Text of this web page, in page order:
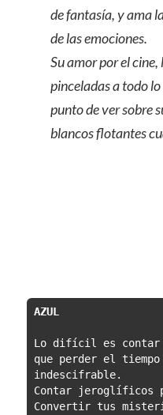
de fantasía, y ama
de las emociones.
Su amor por el
pinceladas a todo
punto de ver sobre
blancos flotantes
AZUL
Lo difícil es contar
que perder el
indescifrable.
Contar jeroglíficos
Convertir tus